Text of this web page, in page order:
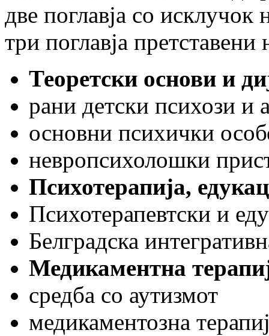
две поглавја со
три поглавја
Теоретски основи и
рани детски психози и
основни психички
невропсихолошки
Психотерапија,
Психотерапевтски и
Белградска
Медикаментна
средба со аутизмот
медикаментозна